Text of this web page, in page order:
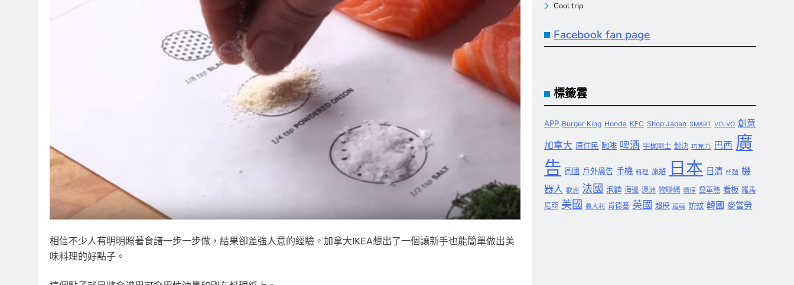
相信不少人有明明照著食譜一步一步做，結果卻差強人意的經驗。加拿大IKEA想出了一個讓新手也能簡單做出美
味料理的好點子。
Cool trip
Facebook fan page
標籤雲
APP Burger King Honda KFC Shop Japan SMART VOLVO 創意
加拿大 原住民 咖啡 啤酒 宇梶剛士 對決 巧克力 巴西 廣
告 德國 戶外廣告 手機 料理 旅遊 日本 日清 杯麵 機
器人 歐洲 法國 泡麵 海邊 澳洲 物聯網 環保 登革熱 看板 羅馬
尼亞 美國 義大利 肯德基 英國 超模 超萌 防蚊 韓國 麥當勞